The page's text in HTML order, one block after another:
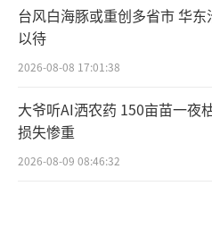
台风白海豚或重创多省市 华东
以待
2026-08-08 17:01:38
大爷听AI洒农药 150亩苗一夜
损失惨重
2026-08-09 08:46:32